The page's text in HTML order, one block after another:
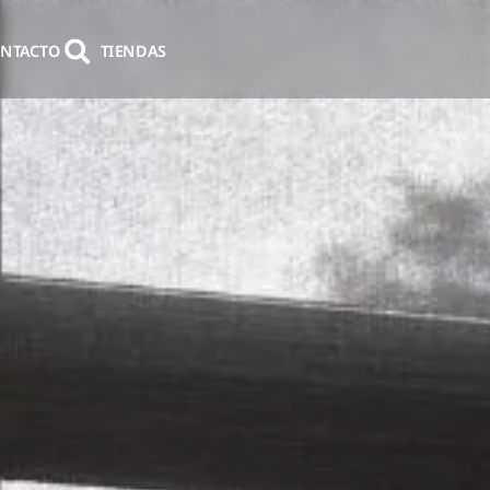
TIENDAS